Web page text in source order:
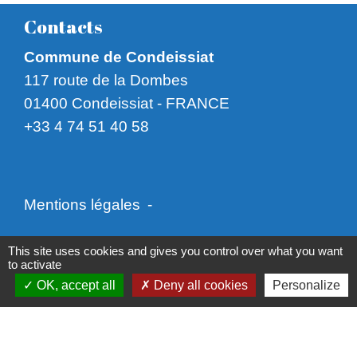
Contacts
Commune de Condeissiat
117 route de la Dombes
01400 Condeissiat - FRANCE
+33 4 74 51 40 58
Mentions légales -
Politique de confidentialité - Accessibilité -
Plan du site - Gestion des cookies
This site uses cookies and gives you control over what you want
to activate
OK, accept all
Deny all cookies Personalize